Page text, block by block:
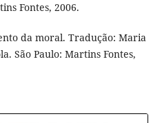
Fontes, 2006.
da moral. Tradução: Maria
São Paulo: Martins Fontes,